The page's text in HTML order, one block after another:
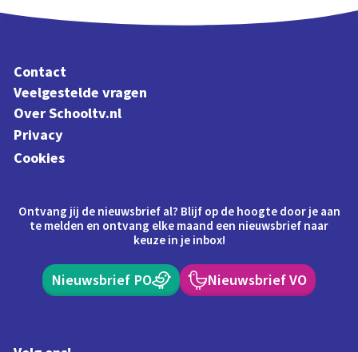
Contact
Veelgestelde vragen
Over Schooltv.nl
Privacy
Cookies
Ontvang jij de nieuwsbrief al? Blijf op de hoogte door je aan
te melden en ontvang elke maand een nieuwsbrief naar
keuze in je inbox!
Nieuwsbrief PO Nieuwsbrief VO